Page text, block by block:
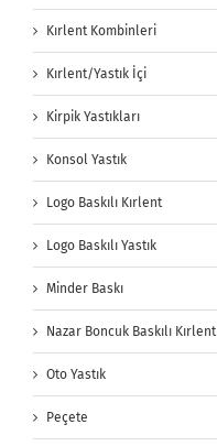
Kırlent Kombinleri
Kırlent/Yastık İçi
Kirpik Yastıkları
Konsol Yastık
Logo Baskılı Kırlent
Logo Baskılı Yastık
Minder Baskı
Nazar Boncuk Baskılı Kırlent
Oto Yastık
Peçete